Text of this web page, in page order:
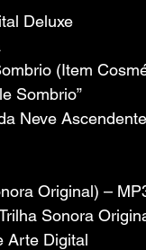
Deluxe
(Item
Sombrio”
Neve
Original) –
Sonora
Arte Digital